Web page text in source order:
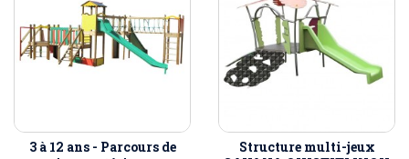
3 à 12 ans - Parcours de
Structure multi-jeux